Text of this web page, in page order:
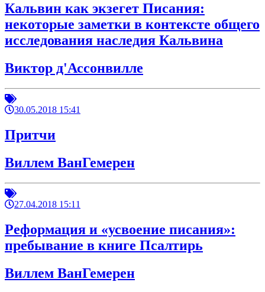
Кальвин как экзегет Писания:
некоторые заметки в контексте общего
исследования наследия Кальвина
Виктор д'Ассонвилле
30.05.2018 15:41
Притчи
Виллем ВанГемерен
27.04.2018 15:11
Реформация и «усвоение писания»:
пребывание в книге Псалтирь
Виллем ВанГемерен